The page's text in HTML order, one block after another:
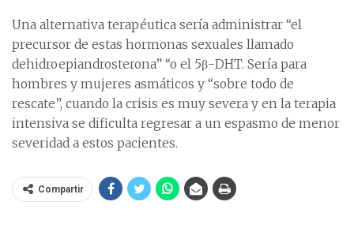
Una alternativa terapéutica sería administrar “el
precursor de estas hormonas sexuales llamado
dehidroepiandrosterona” “o el 5β-DHT. Sería para
hombres y mujeres asmáticos y “sobre todo de
rescate”, cuando la crisis es muy severa y en la terapia
intensiva se dificulta regresar a un espasmo de menor
severidad a estos pacientes.
Compartir